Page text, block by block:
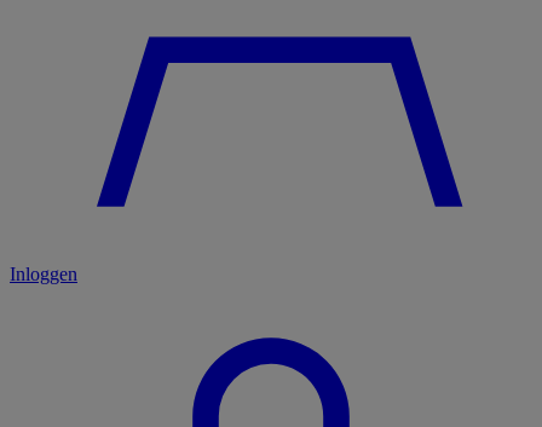
Inloggen